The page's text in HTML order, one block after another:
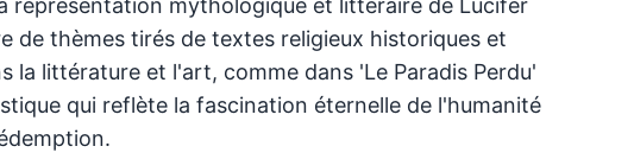
représentation mythologique et littéraire de Lucifer
de thèmes tirés de textes religieux historiques et
la littérature et l'art, comme dans 'Le Paradis Perdu'
qui reflète la fascination éternelle de l'humanité